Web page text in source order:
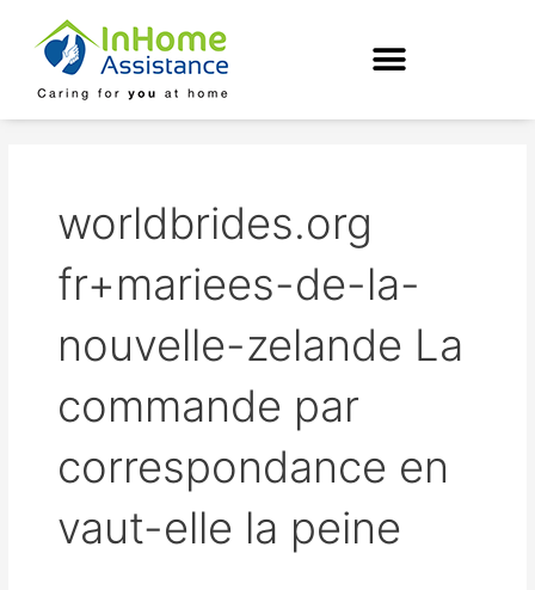
content
worldbrides.org
fr+mariees-de-la-
nouvelle-zelande La
commande par
correspondance en
vaut-elle la peine